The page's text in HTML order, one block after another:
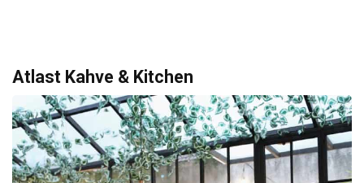
Atlast Kahve & Kitchen